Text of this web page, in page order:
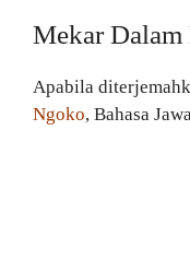
Mekar Dalam
Apabila
Ngoko, Bahasa